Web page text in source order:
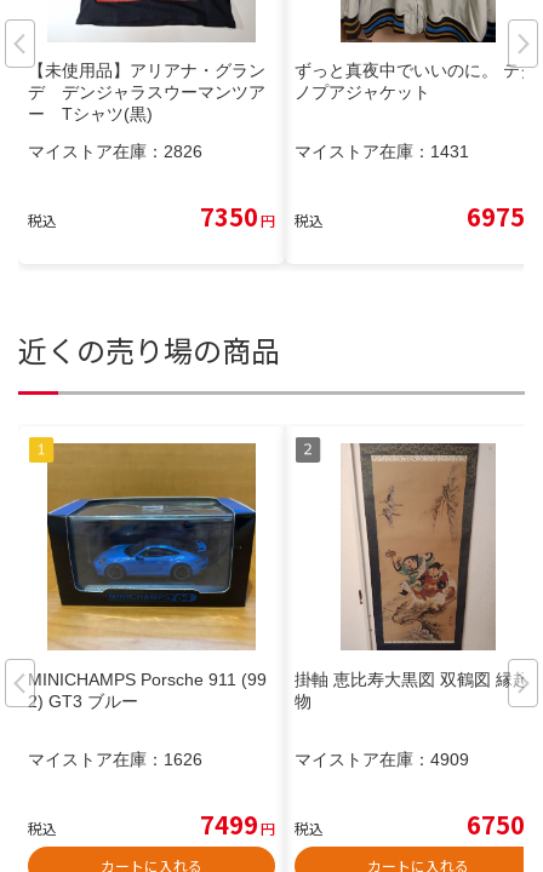
【未使用品】アリアナ・グラン
デ デンジャラスウーマンツア
ー Tシャツ(黒)
マイストア在庫： 2826
税込 7350円
ずっと真夜中でいいのに。 テク
ノプアジャケット
マイストア在庫： 1431
税込 6975
近くの売り場の商品
MINICHAMPS Porsche 911 (99
2) GT3 ブルー
マイストア在庫： 1626
税込 7499円
カートに入れる
掛軸 恵比寿大黒図 双鶴図 縁起
物
マイストア在庫： 4909
税込 6750
カートに入れる